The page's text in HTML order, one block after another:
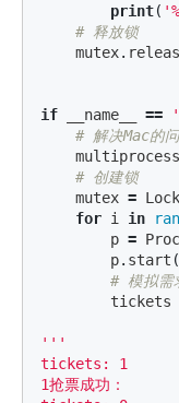
print(
mutex.
if __name__ ==
mutex = Lock
for i in
p =
p. start
tickets
'''
tickets: 1
1抢票成功：